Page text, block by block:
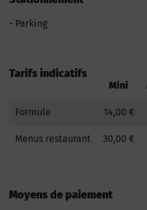
Parking
Tarifs indicatifs
Mini
Formule 14,00 €
Menus restaurant 30,00 €
Moyens de paiement